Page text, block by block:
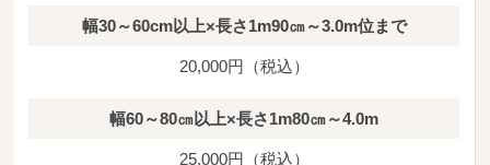
幅30～60cm以上×長さ1m90㎝～3.0m位まで
20,000円（税込）
幅60～80㎝以上×長さ1m80㎝～4.0m
25,000円（税込）